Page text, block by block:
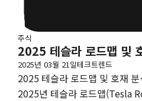
주식
2025 테슬라 로드맵 및
2025년 03월 21일테크트렌드
2025 테슬라 로드맵 및 호재
2025년 테슬라 로드맵(Tesla